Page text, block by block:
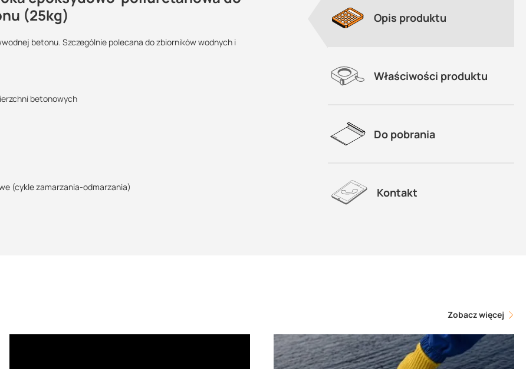
(25kg)
betonu. Szczególnie polecana do zbiorników wodnych i
betonowych
(cykle zamarzania-odmarzania)
Maszy pytania lub wątpliwości?
Marek Nogaj
Opis produktu
Właściwości produktu
Do pobrania
Kontakt
Zobacz więcej